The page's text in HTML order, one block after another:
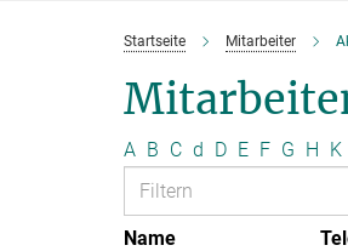
Startseite Mitarbeiter
A B C d D E F G H K
Name